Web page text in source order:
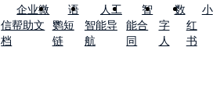
企业微
信帮助文
档
语
鹦短
链
人工
智能导
航
智
能合
同
数
字
人
小
红
书